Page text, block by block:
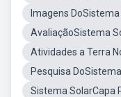
Imagens
AvaliaçãoSistema
Atividades a Terra
Pesquisa
Sistema SolarCapa